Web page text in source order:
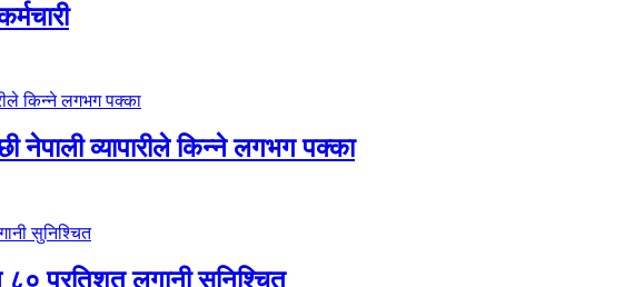
नेपाली व्यापारीले किन्ने लगभग पक्का
प्रतिशत लगानी सुनिश्चित